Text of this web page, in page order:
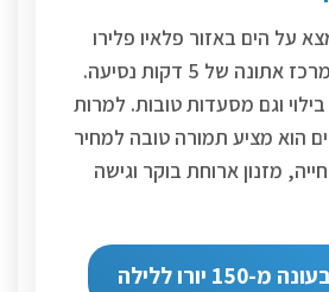
שנמצא על הים באזור פלאיו פלירו
ובמרחק די קצר ממרכז אתונה של 5 דקות נסיעה.
וגם מסעדות טובות. למרות
כוכבים הוא מציע תמורה טובה למחיר
מזנון ארוחת בוקר וגישה
יורו ללילה